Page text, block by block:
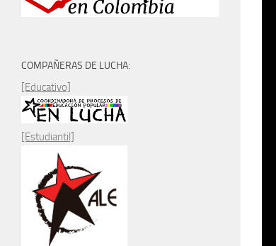
COMPAÑERAS DE LUCHA:
[Educativo]
[Estudiantil]